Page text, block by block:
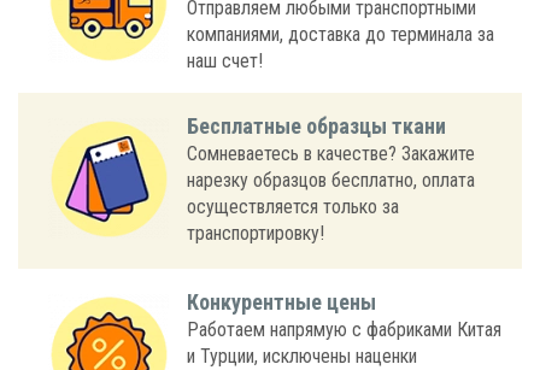
Отправляем любыми транспортными
компаниями, доставка до терминала за
наш счет!
Бесплатные образцы ткани
Сомневаетесь в качестве? Закажите
нарезку образцов бесплатно, оплата
осуществляется только за
транспортировку!
Конкурентные цены
Работаем напрямую с фабриками Китая
и Турции, исключены наценки